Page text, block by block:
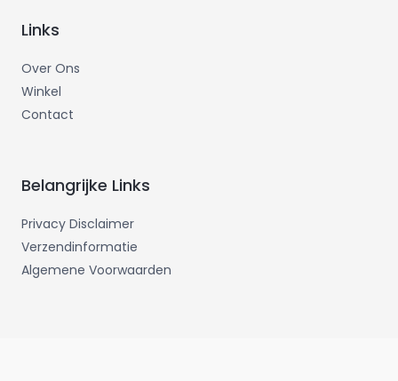
Links
Over Ons
Winkel
Contact
Belangrijke Links
Privacy Disclaimer
Verzendinformatie
Algemene Voorwaarden